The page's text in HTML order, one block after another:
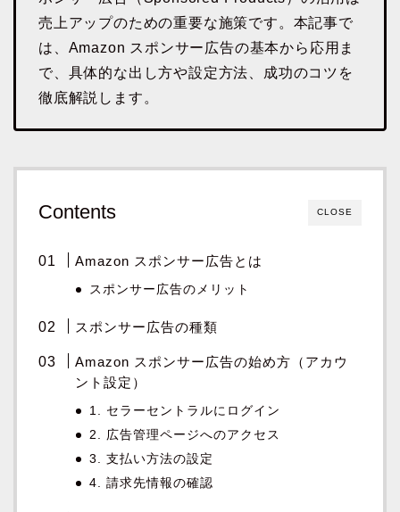
売上アップのための重要な施策です。本記事で
は、Amazon スポンサー広告の基本から応用ま
で、具体的な出し方や設定方法、成功のコツを
徹底解説します。
CLOSE
Contents
Amazon スポンサー広告とは
スポンサー広告のメリット
スポンサー広告の種類
Amazon スポンサー広告の始め方（アカウ
ント設定）
1. セラーセントラルにログイン
2. 広告管理ページへのアクセス
3. 支払い方法の設定
4. 請求先情報の確認